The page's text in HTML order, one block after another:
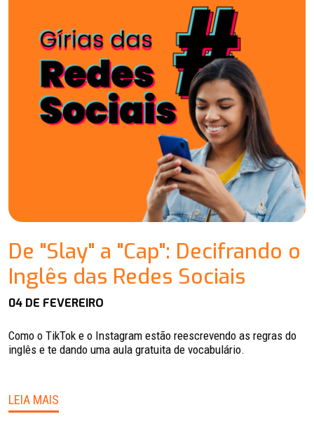
De "Slay" a "Cap": Decifrando o
Inglês das Redes Sociais
04 DE FEVEREIRO
Como o TikTok e o Instagram estão reescrevendo as regras do
inglês e te dando uma aula gratuita de vocabulário.
LEIA MAIS